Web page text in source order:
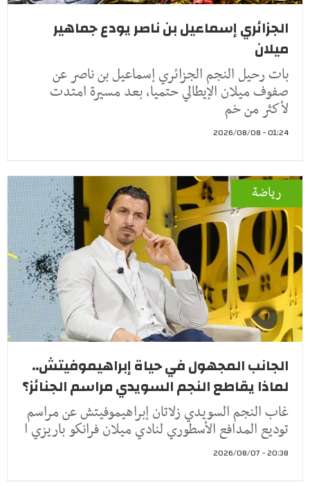
الجزائري إسماعيل بن ناصر يودع جماهير
ميلان
بات رحيل النجم الجزائري إسماعيل بن ناصر عن
صفوف ميلان الإيطالي حتميا، بعد مسيرة امتدت
لأكثر من خم
01:24 - 2026/08/08
رياضة
الجانب المجهول في حياة إبراهيموفيتش..
لماذا يقاطع النجم السويدي مراسم الجنائز؟
غاب النجم السويدي زلاتان إبراهيموفيتش عن مراسم
توديع المدافع الأسطوري لنادي ميلان فرانكو باريزي ا
20:38 - 2026/08/07